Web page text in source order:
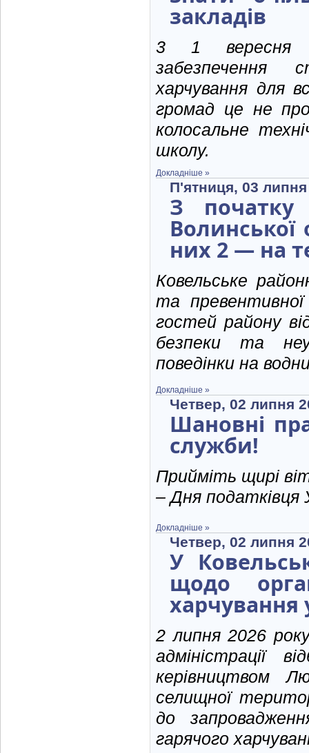
закладів
3 1 вересня
забезпечення
харчування для
громад це не
колосальне
школу.
Докладніше »
П'ятниця, 03
З початку
Волинської
них 2 — на
Ковельське
та
гостей району
безпеки та
поведінки на
Докладніше »
Четвер, 02 липня
Шановні
служби!
Прийміть щирі
– Дня податківця
Докладніше »
Четвер, 02 липня
У
щодо
харчування
2 липня 2026 року
адміністрації
керівництвом
селищної
до
гарячого